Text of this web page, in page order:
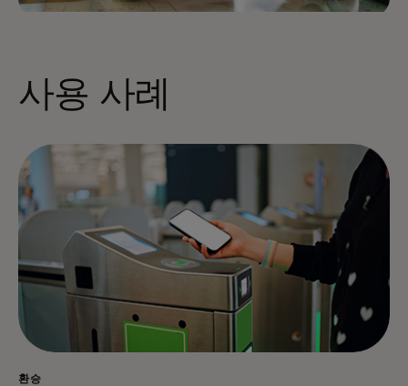
사용 사례
환승